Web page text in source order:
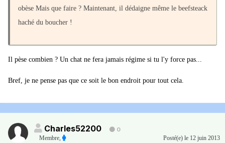
obèse Mais que faire ? Maintenant, il dédaigne même le beefsteack
haché du boucher !
Il pèse combien ? Un chat ne fera jamais régime si tu l'y force pas...
Bref, je ne pense pas que ce soit le bon endroit pour tout cela.
Charles52200
0
Membre, Posté(e) le 12 juin 2013